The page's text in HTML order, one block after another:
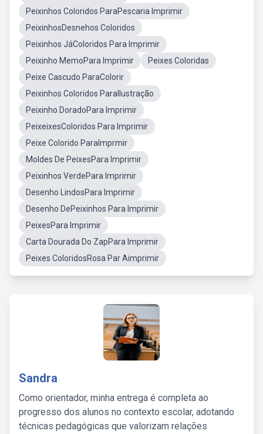
Peixinhos Coloridos ParaPescaria Imprimir
PeixinhosDesnehos Coloridos
Peixinhos JáColoridos Para Imprimir
Peixinho MemoPara Imprimir
Peixes Coloridas
Peixe Cascudo ParaColorir
Peixinhos Coloridos ParaIlustração
Peixinho DoradoPara Imprimir
PeixeixesColoridos Para Imprimir
Peixe Colorido ParaImprmir
Moldes De PeixesPara Imprimir
Peixinhos VerdePara Imprimir
Desenho LindosPara Imprimir
Desenho DePeixinhos Para Imprimir
PeixesPara Imprimir
Carta Dourada Do ZapPara Imprimir
Peixes ColoridosRosa Par Aimprimir
Sandra
Como orientador, minha entrega é completa ao
progresso dos alunos no contexto escolar, adotando
técnicas pedagógicas que valorizam relações